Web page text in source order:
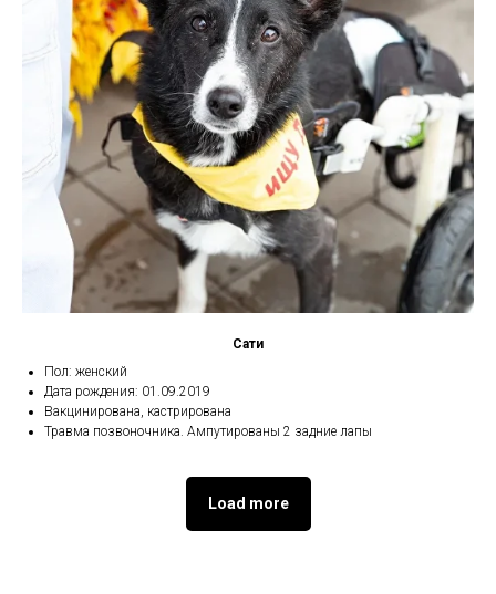
Сати
Пол: женский
Дата рождения: 01.09.2019
Вакцинирована, кастрирована
Травма позвоночника. Ампутированы 2 задние лапы
Load more